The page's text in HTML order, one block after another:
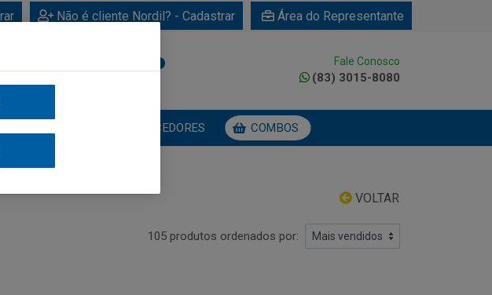
Não é cliente Nordil? - Cadastrar Área do Representante
Fale Conosco
(83) 3015-8080
FORNECEDORES COMBOS
VOLTAR
105 produtos ordenados por: